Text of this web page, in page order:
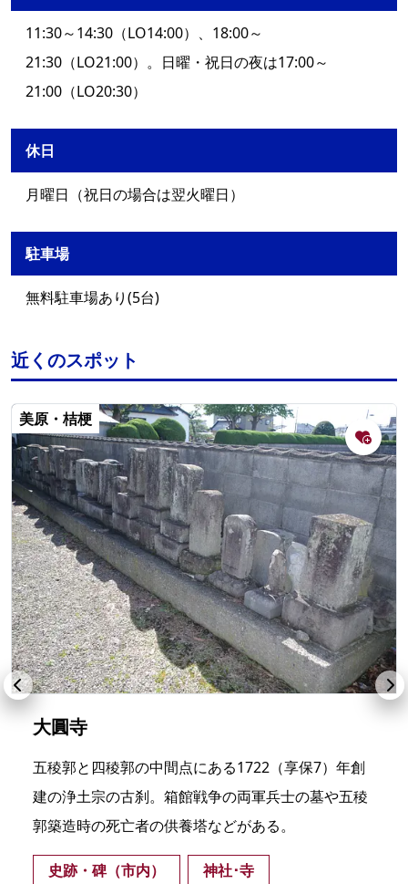
11:30～14:30（LO14:00）、18:00～
21:30（LO21:00）。日曜・祝日の夜は17:00～
21:00（LO20:30）
休日
月曜日（祝日の場合は翌火曜日）
駐車場
無料駐車場あり(5台)
近くのスポット
美原・桔梗
大圓寺
五稜郭と四稜郭の中間点にある1722（享保7）年創
建の浄土宗の古刹。箱館戦争の両軍兵士の墓や五稜
郭築造時の死亡者の供養塔などがある。
史跡・碑（市内） 神社･寺